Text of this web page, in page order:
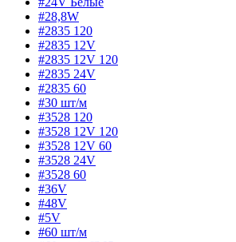
#28,8W
#2835 120
#2835 12V
#2835 12V 120
#2835 24V
#2835 60
#30 шт/м
#3528 120
#3528 12V 120
#3528 12V 60
#3528 24V
#3528 60
#36V
#48V
#5V
#60 шт/м